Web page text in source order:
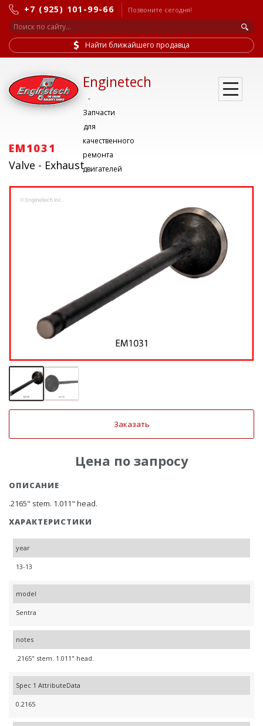
+7 (925) 101-99-66 Позвоните сегодня!
Найти ближайшего продавца
Enginetech
-
Запчасти
для
качественного
ремонта
двигателей
EM1031
Valve - Exhaust
Заказать
Цена по запросу
ОПИСАНИЕ
.2165" stem. 1.011" head.
ХАРАКТЕРИСТИКИ
year
13-13
model
Sentra
notes
.2165" stem. 1.011" head.
Spec 1 AttributeData
0.2165